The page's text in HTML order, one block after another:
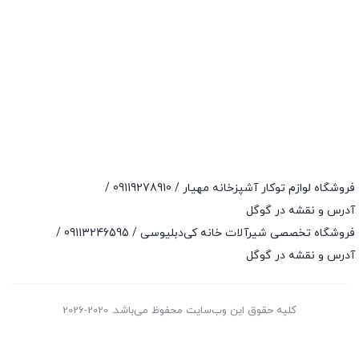
فروشگاه لوازم توکار آشپزخانه مهیار / 09119278910
/
آدرس و نقشه در گوگل
فروشگاه تخصصی شیرآلات خانه کی‌دبلیوسی / 09113246595
/
آدرس و نقشه در گوگل
کلیه حقوق این وب‌سایت محفوظ می‌باشد. 2020-2026